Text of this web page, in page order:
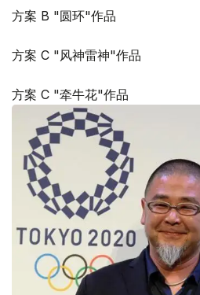
方案 B "圆环"作品
方案 C "风神雷神"作品
方案 C "牵牛花"作品